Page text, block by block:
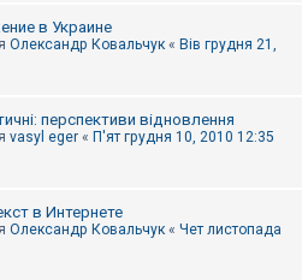
в Украине
Олександр Ковальчук « Вів грудня 21,
перспективи відновлення
vasyl eger « П'ят грудня 10, 2010 12:35
в Интернете
Олександр Ковальчук « Чет листопада